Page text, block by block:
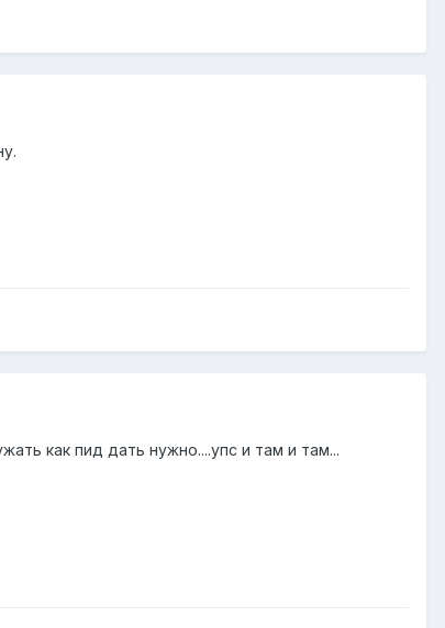
как пид дать нужно....упс и там и там...